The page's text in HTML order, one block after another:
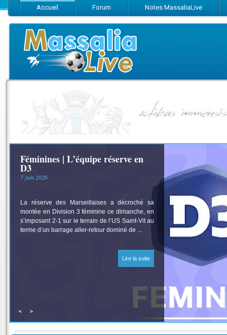
Accueil Forum Notes MassaliaLive
Suivez-nous sur Facebook
Suivez-nous sur Twitter
Abonnez-
Féminines | L’équipe réserve en
D3
7 juin 2026
La réserve des Marseillaises a décroché sa
montée en Division 3 féminine ce dimanche, en
s’imposant 2-1 sur le terrain de l’US Saint-Vit au
terme d’un barrage aller-retour dominé de ...
Lire la suite
< >